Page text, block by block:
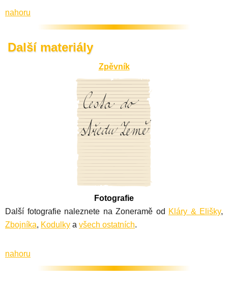
nahoru
Další materiály
Zpěvník
Fotografie
Další fotografie naleznete na Zoneramě od Kláry & Elišky,
Zbojníka, Kodulky a všech ostatních.
nahoru